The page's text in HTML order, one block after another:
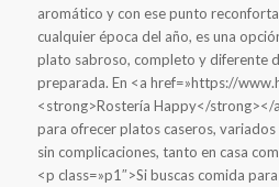
aromático y con ese punto
cualquier época del año, es una
plato sabroso, completo y diferente
preparada. En <a href=»https://
<strong>Rostería Happy</strong></
para ofrecer platos caseros,
sin complicaciones, tanto en casa
<p class=»p1″>Si buscas comida